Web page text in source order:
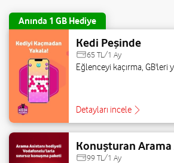
Anında 1 GB Hediye
Kedi Peşinde
65 TL/1 Ay
Eğlenceyi kaçırma, GB'leri
Detayları incele
Konuşturan Arama
99 TL/1 Ay